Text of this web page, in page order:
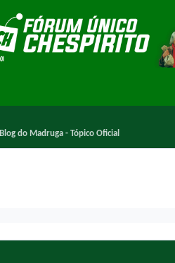
Blog do Madruga - Tópico Oficial